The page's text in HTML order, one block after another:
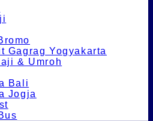
Gagrag Yogyakarta
& Umroh
Bali
Jogja